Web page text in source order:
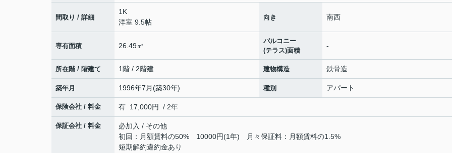
間取り / 詳細
1K
洋室 9.5帖
向き 南西
専有面積 26.49㎡
バルコニー
(テラス)面積
-
所在階 / 階建て 1階 / 2階建 建物構造 鉄骨造
築年月 1996年7月(築30年) 種別 アパート
保険会社 / 料金 有 17,000円 / 2年
保証会社 / 料金
必加入 / その他
初回：月額賃料の50% 10000円(1年) 月々保証料：月額賃料の1.5%
短期解約違約金あり